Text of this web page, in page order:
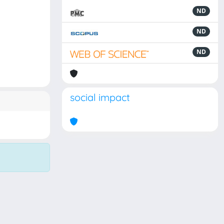
ND
ND
ND
social impact